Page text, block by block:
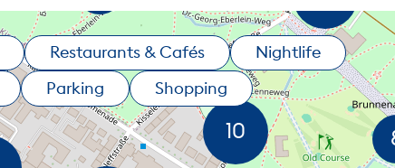
Restaurants & Cafés
Nightlife
Parking
Shopping